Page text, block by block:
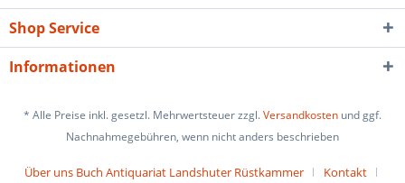
Shop Service
Informationen
* Alle Preise inkl. gesetzl. Mehrwertsteuer zzgl.Versandkosten und ggf.
Nachnahmegebühren, wenn nicht anders beschrieben
Über uns Buch Antiquariat Landshuter Rüstkammer
Kontakt